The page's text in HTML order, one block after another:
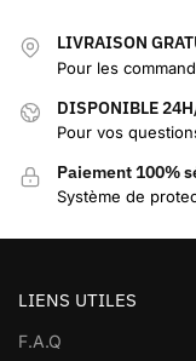
LIVRAISON
Pour les
DISPONIBLE
Pour vos
Paiement 100%
Système de
LIENS UTILES
F.A.Q